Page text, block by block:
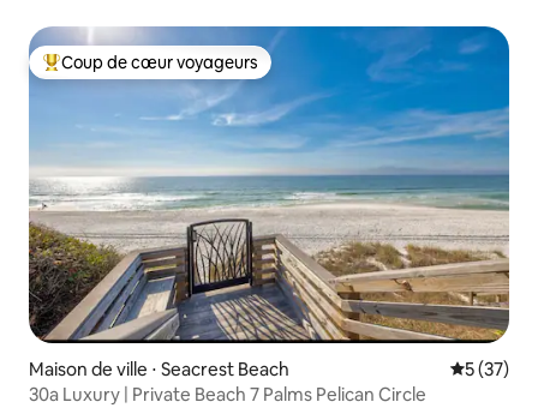
Coups de cœur voyageurs les plus appréciés
Coup de cœur voyageurs
Maison de ville ⋅ Seacrest Beach
5 (37)
30a Luxury | Private Beach 7 Palms Pelican Circle